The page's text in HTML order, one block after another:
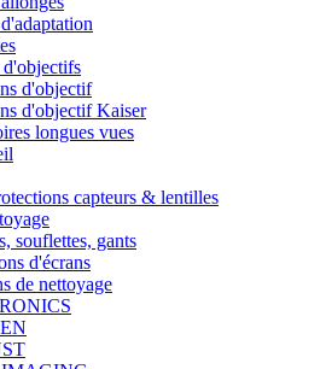
d'objectif
d'objectif Kaiser
longues vues
capteurs & lentilles
souflettes, gants
d'écrans
de nettoyage